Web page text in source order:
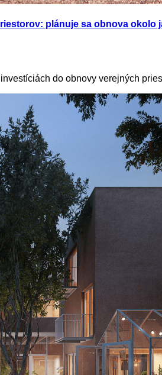
plánuje sa obnova
do obnovy verejných